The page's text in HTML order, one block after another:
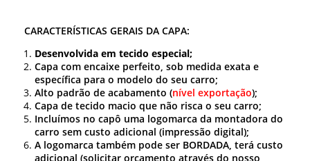
CARACTERÍSTICAS GERAIS DA CAPA:
Desenvolvida em tecido especial;
Capa com encaixe perfeito, sob medida exata e
específica para o modelo do seu carro;
Alto padrão de acabamento (nível exportação);
Capa de tecido macio que não risca o seu carro;
Incluímos no capô uma logomarca da montadora do
carro sem custo adicional (impressão digital);
A logomarca também pode ser BORDADA, terá custo
adicional (solicitar orçamento através do nosso